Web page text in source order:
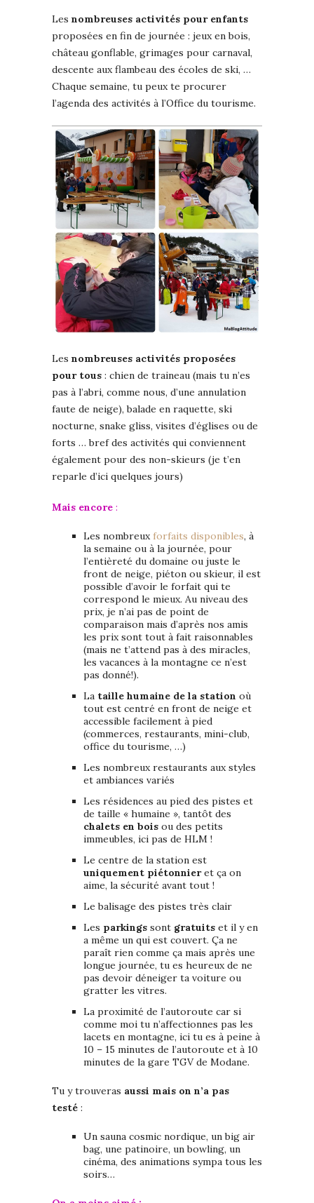
Les nombreuses activités pour enfants
proposées en fin de journée : jeux en bois,
château gonflable, grimages pour carnaval,
descente aux flambeau des écoles de ski, …
Chaque semaine, tu peux te procurer
l’agenda des activités à l’Office du tourisme.
Les nombreuses activités proposées
pour tous : chien de traineau (mais tu n’es
pas à l’abri, comme nous, d’une annulation
faute de neige), balade en raquette, ski
nocturne, snake gliss, visites d’églises ou de
forts … bref des activités qui conviennent
également pour des non-skieurs (je t’en
reparle d’ici quelques jours)
Mais encore :
Les nombreuxforfaits disponibles, à
la semaine ou à la journée, pour
l’entièreté du domaine ou juste le
front de neige, piéton ou skieur, il est
possible d’avoir le forfait qui te
correspond le mieux. Au niveau des
prix, je n’ai pas de point de
comparaison mais d’après nos amis
les prix sont tout à fait raisonnables
(mais ne t’attend pas à des miracles,
les vacances à la montagne ce n’est
pas donné!).
La taille humaine de la station où
tout est centré en front de neige et
accessible facilement à pied
(commerces, restaurants, mini-club,
office du tourisme, …)
Les nombreux restaurants aux styles
et ambiances variés
Les résidences au pied des pistes et
de taille « humaine », tantôt des
chalets en bois ou des petits
immeubles, ici pas de HLM !
Le centre de la station est
uniquement piétonnieret ça on
aime, la sécurité avant tout !
Le balisage des pistes très clair
Les parkings sont gratuits et il y en
a même un qui est couvert. Ça ne
paraît rien comme ça mais après une
longue journée, tu es heureux de ne
pas devoir déneiger ta voiture ou
gratter les vitres.
La proximité de l’autoroute car si
comme moi tu n’affectionnes pas les
lacets en montagne, ici tu es à peine à
10 – 15 minutes de l’autoroute et à 10
minutes de la gare TGV de Modane.
Tu y trouveras aussi mais on n’a pas
testé :
Un sauna cosmic nordique, un big air
bag, une patinoire, un bowling, un
cinéma, des animations sympa tous les
soirs…